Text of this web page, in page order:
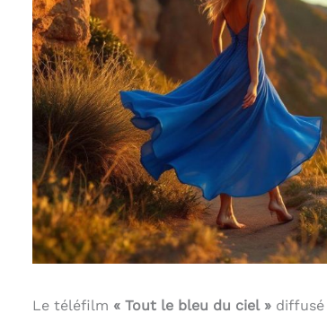
Le téléfilm « Tout le bleu du ciel »diffusé